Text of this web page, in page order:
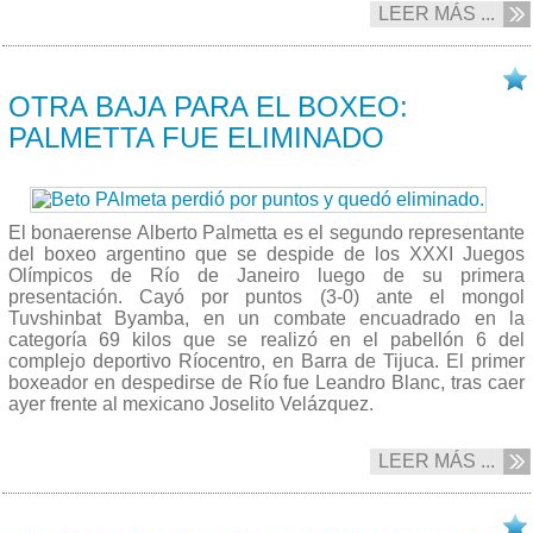
LEER MÁS ...
OTRA BAJA PARA EL BOXEO:
PALMETTA FUE ELIMINADO
El bonaerense Alberto Palmetta es el segundo representante
del boxeo argentino que se despide de los XXXI Juegos
Olímpicos de Río de Janeiro luego de su primera
presentación. Cayó por puntos (3-0) ante el mongol
Tuvshinbat Byamba, en un combate encuadrado en la
categoría 69 kilos que se realizó en el pabellón 6 del
complejo deportivo Ríocentro, en Barra de Tijuca. El primer
boxeador en despedirse de Río fue Leandro Blanc, tras caer
ayer frente al mexicano Joselito Velázquez.
LEER MÁS ...